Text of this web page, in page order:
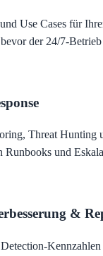
Use Cases für
der 24/7-Betrieb
Threat Hunting
Runbooks und
&
Kennzahlen